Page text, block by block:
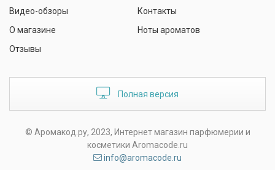
Видео-обзоры
О магазине
Отзывы
Контакты
Ноты ароматов
Полная версия
© Аромакод.ру, 2023, Интернет магазин парфюмерии и
косметики Aromacode.ru
info@aromacode.ru